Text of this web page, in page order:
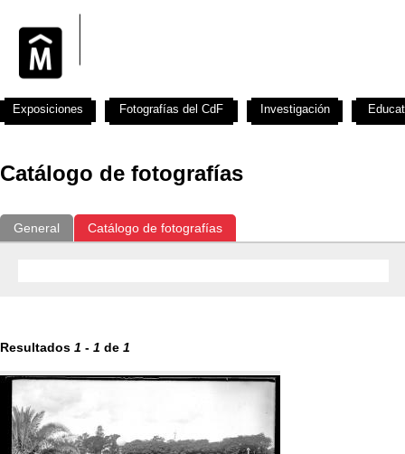
Catálogo de fotografías
General Catálogo de fotografías
Resultados 1 - 1 de 1
Exposiciones Fotografías del CdF Investigación